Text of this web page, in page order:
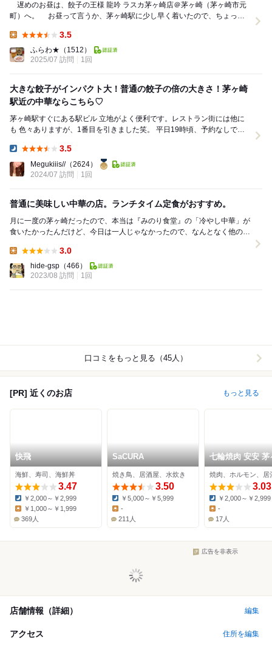
遅めのお昼は、餃子の王様 龍吟 ラスカ茅ヶ崎店＠茅ヶ崎（茅ヶ崎市元
町）へ。 お昼って言うか、茅ヶ崎駅に少し早く着いたので、ちょっと
3.5
ふらわ★ （1512）
2025/07 訪問
1回
大きな餃子がインパクト大！普通の餃子の倍の大きさ！茅ヶ崎
駅近の中華ならこちら♡
茅ヶ崎駅すぐにある駅ビル 立地がよく便利です。レストラン街には他に
も 色々ありますが、1番目を引きました笑。 平日19時頃、予約なしで初
3.5
Megukiiis// （2624）
2024/07 訪問
1回
普通に美味しい中華の店。ランチタイム定食がおすすめ。
月に一度の茅ヶ崎だったので、本当は『みのり食堂』の「冷やし中華」が
食いたかったんだけど、今日は一人じゃなかったので、なんとなく他の店
3.0
hide-gsp （466）
2023/08 訪問
1回
口コミをもっと見る（45人）
[PR] 近くのお店 もっと見る
快飛
海鮮、寿司、海鮮丼
3.47
Dinner:
￥2,000～￥2,999
￥1,000～￥1,999
369人
SaCURA
焼き鳥、居酒屋、水炊き
3.50
Dinner:
￥5,000～￥5,999
-
211人
七輪焼肉 安安 茅
店
焼肉、ホルモン、居
3.03
Dinner:
￥2,000～￥2,999
Lunch:
-
17人
広告を非表示
店舗情報（詳細） 編集
アクセス 住所を編集